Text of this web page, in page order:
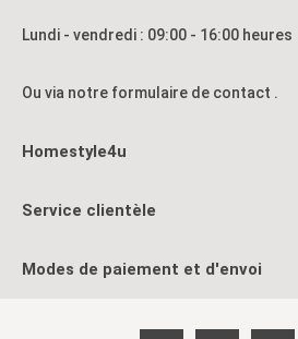
Lundi - vendredi : 09:00 - 16:00 heures
Ou via notre formulaire de contact .
Homestyle4u
Service clientèle
Modes de paiement et d'envoi